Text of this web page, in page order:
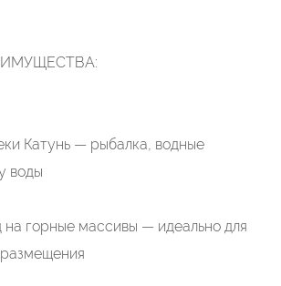
Катунь — рыбалка, водные
воды
горные массивы — идеально для